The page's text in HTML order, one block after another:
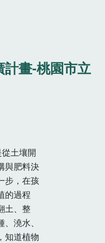
畫-桃園市立
土壤開
與肥料決
步，在孩
的過程
土、整
澆水、
知道植物